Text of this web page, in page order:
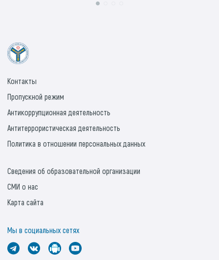
Контакты
Пропускной режим
Антикоррупционная деятельность
Антитеррористическая деятельность
Политика в отношении персональных данных
Сведения об образовательной организации
СМИ о нас
Карта сайта
Мы в социальных сетях